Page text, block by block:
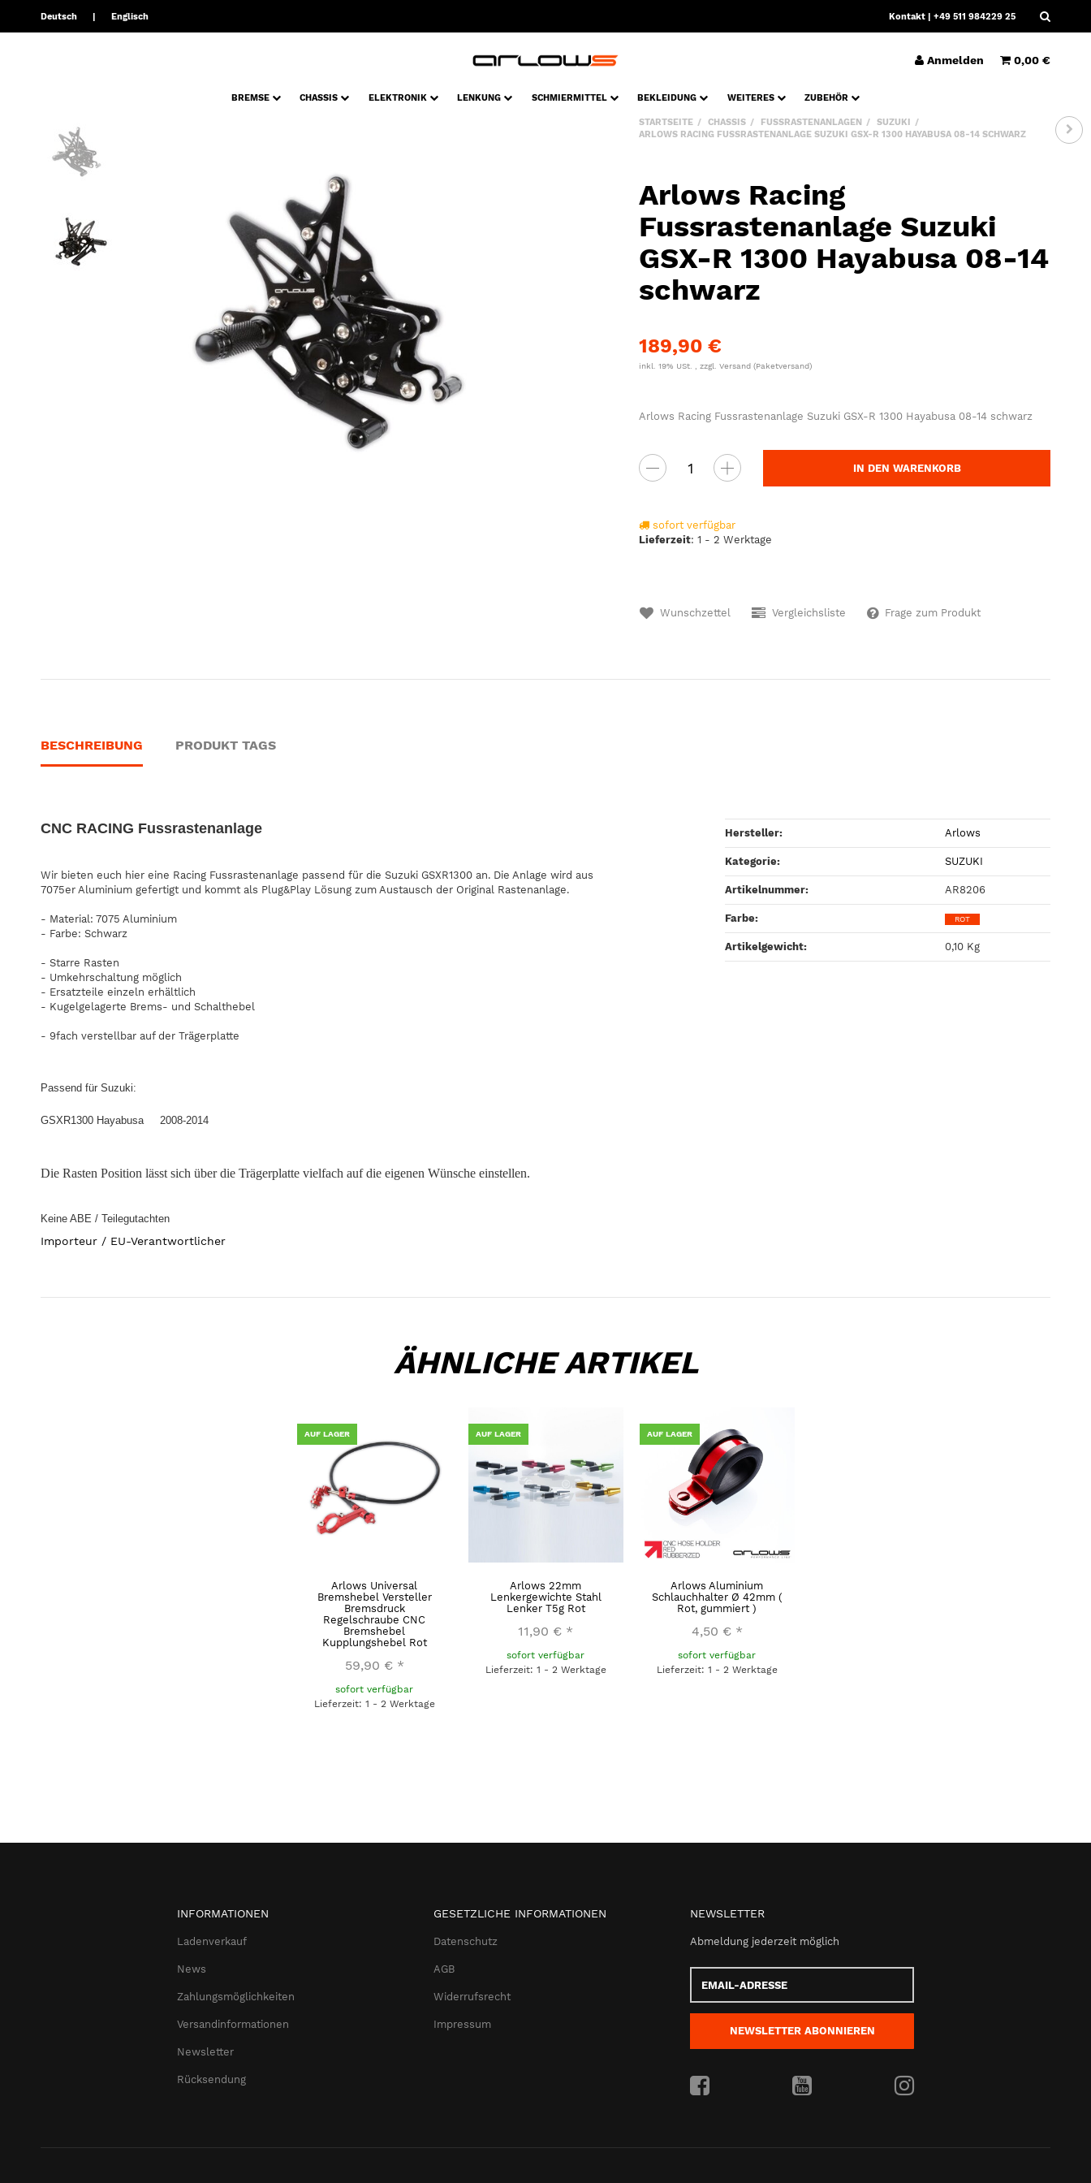
Deutsch Englisch Kontakt | +49 511 984229 25
Anmelden 0,00 €
BREMSE CHASSIS ELEKTRONIK LENKUNG SCHMIERMITTEL BEKLEIDUNG WEITERES ZUBEHÖR
STARTSEITE CHASSIS FUSSRASTENANLAGEN
SUZUKI
ARLOWS RACING FUSSRASTENANLAGE SUZUKI GSX-R 1300 HAYABUSA 08-14 SCHWARZ
Arlows Racing
Fussrastenanlage Suzuki
GSX-R 1300 Hayabusa 08-14
schwarz
189,90 €
inkl. 19% USt. , zzgl.Versand(Paketversand)
Arlows Racing Fussrastenanlage Suzuki GSX-R 1300 Hayabusa 08-14 schwarz
IN DEN WARENKORB
sofort verfügbar
Lieferzeit:1 - 2 Werktage
Wunschzettel Vergleichsliste Frage zum Produkt
BESCHREIBUNG PRODUKT TAGS
CNC RACING Fussrastenanlage
Wir bieten euch hier eine Racing Fussrastenanlage passend für die Suzuki GSXR1300 an. Die Anlage wird aus
7075er Aluminium gefertigt und kommt als Plug&Play Lösung zum Austausch der Original Rastenanlage.
- Material: 7075 Aluminium
- Farbe: Schwarz
- Starre Rasten
- Umkehrschaltung möglich
- Ersatzteile einzeln erhältlich
- Kugelgelagerte Brems- und Schalthebel
- 9fach verstellbar auf der Trägerplatte
Passend für Suzuki:
GSXR1300 Hayabusa 2008-2014
Die Rasten Position lässt sich über die Trägerplatte vielfach auf die eigenen Wünsche einstellen.
Keine ABE / Teilegutachten
Hersteller: Arlows
Kategorie: SUZUKI
Artikelnummer: AR8206
Farbe‍: ROT
Artikelgewicht‍: 0,10 Kg
Importeur / EU-Verantwortlicher
ÄHNLICHE ARTIKEL
AUF LAGER
Arlows Universal
Bremshebel Versteller
Bremsdruck
Regelschraube CNC
Bremshebel
Kupplungshebel Rot
59,90 € *
sofort verfügbar
Lieferzeit: 1 - 2 Werktage
AUF LAGER
Arlows 22mm
Lenkergewichte Stahl
Lenker T5g Rot
11,90 € *
sofort verfügbar
Lieferzeit: 1 - 2 Werktage
AUF LAGER
Arlows Aluminium
Schlauchhalter Ø 42mm (
Rot, gummiert )
4,50 € *
sofort verfügbar
Lieferzeit: 1 - 2 Werktage
INFORMATIONEN
Ladenverkauf
News
Zahlungsmöglichkeiten
Versandinformationen
Newsletter
Rücksendung
GESETZLICHE INFORMATIONEN
Datenschutz
AGB
Widerrufsrecht
Impressum
NEWSLETTER
Abmeldung jederzeit möglich
Adresse
NEWSLETTER ABONNIEREN